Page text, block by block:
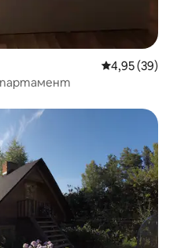
Средна
4,95 (39)